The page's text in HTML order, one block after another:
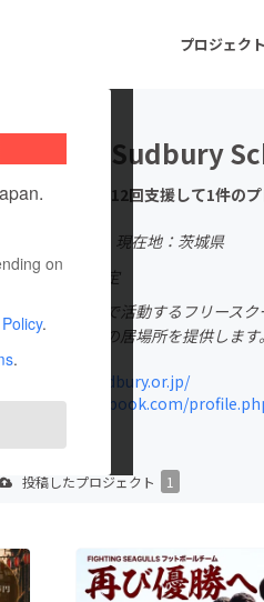
プロジェク
注目のリターン 注目
ェット
ゲーム・サ
チャレンジ
性化
CAMPFIREふ
on
.
.
Ibaraki Sudbury
これまでに12回支援して1件の
現在地：茨城県
出身国：未設定
茨城県筑西市で活動するフリース
過ごせる第三の居場所を提供します
ibarakisudbury.or.jp/
www.facebook.com/
投稿したプロジェクト 1